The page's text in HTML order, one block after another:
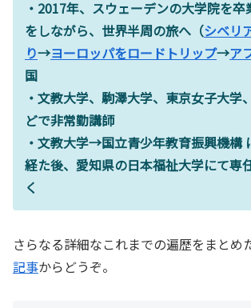
・2017年、スウェーデンの大学院を
をしながら、世界半周の旅へ（シベリ
り→ヨーロッパをロードトリップ→ア
国
・文教大学、駒澤大学、東京女子大学
どで非常勤講師
・文教大学→国立青少年教育振興機構
経た後、愛知県の日本福祉大学にて専
く
さらなる詳細なこれまでの遍歴をまとめ
記事からどうぞ。